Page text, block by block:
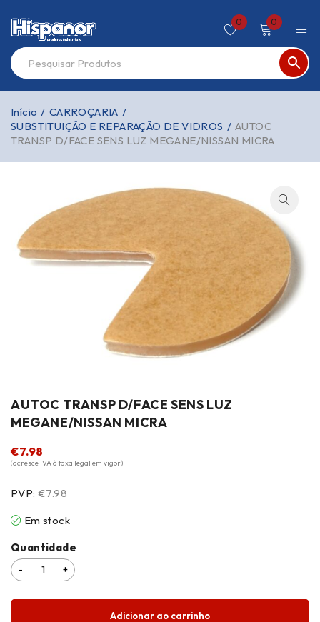
0 0
Início / CARROÇARIA /
SUBSTITUIÇÃO E REPARAÇÃO DE VIDROS / AUTOC
TRANSP D/FACE SENS LUZ MEGANE/NISSAN MICRA
AUTOC TRANSP D/FACE SENS LUZ
MEGANE/NISSAN MICRA
€7.98
(acresce IVA à taxa legal em vigor)
PVP: €7.98
Em stock
Quantidade
Adicionar ao carrinho